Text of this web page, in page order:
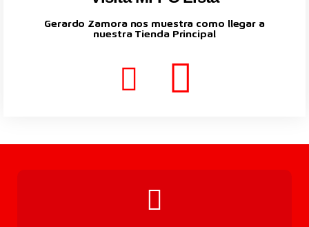
Gerardo Zamora nos muestra como llegar a
nuestra Tienda Principal